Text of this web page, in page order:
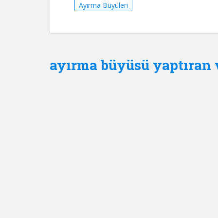
Ayırma Büyüleri
ayırma büyüsü yaptıran